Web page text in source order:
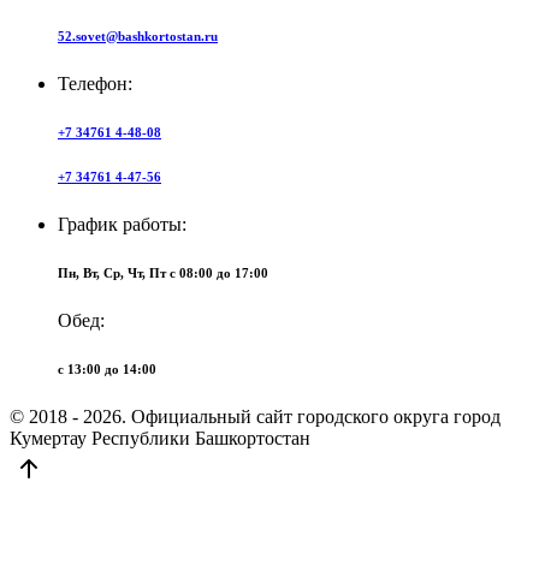
52.sovet@bashkortostan.ru
Телефон:
+7 34761 4-48-08
+7 34761 4-47-56
График работы:
Пн, Вт, Ср, Чт, Пт c 08:00 до 17:00
Обед:
c 13:00 до 14:00
© 2018 - 2026. Официальный сайт городского округа город
Кумертау Республики Башкортостан